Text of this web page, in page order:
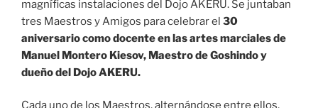
magníficas instalaciones del Dojo AKERU. Se juntaban
tres Maestros y Amigos para celebrar el 30
aniversario como docente en las artes marciales de
Manuel Montero Kiesov, Maestro de Goshindo y
dueño del Dojo AKERU.
Cada uno de los Maestros, alternándose entre ellos,